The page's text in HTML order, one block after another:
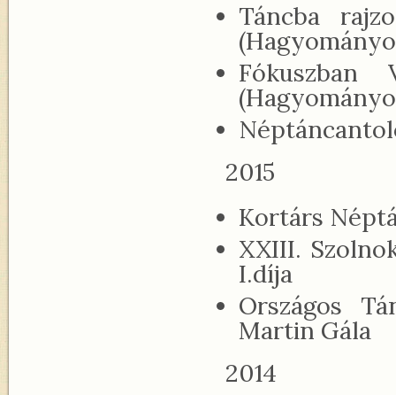
Táncba
2015
Kortárs
XXIII.
I.díja
Országos
Martin Gála
2014